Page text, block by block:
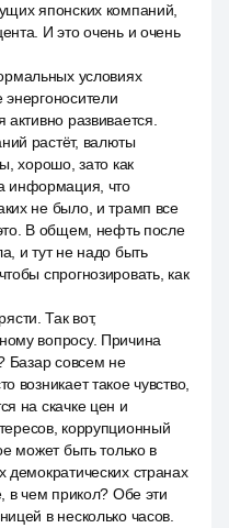
японских компаний,
И это очень и очень
условиях
развивается.
растёт, валюты
хорошо, зато как
информация, что
не было, и трамп все
В общем, нефть после
и тут не надо быть
спрогнозировать, как
Так вот,
вопросу. Причина
Базар совсем не
возникает такое чувство,
на скачке цен и
коррупционный
может быть только в
демократических странах
в чем прикол? Обе эти
в несколько часов.